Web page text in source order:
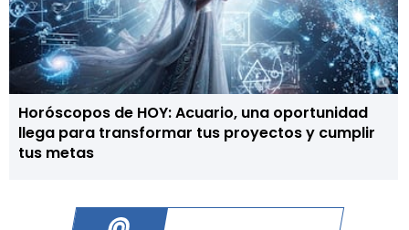
Horóscopos de HOY: Acuario, una oportunidad
llega para transformar tus proyectos y cumplir
tus metas